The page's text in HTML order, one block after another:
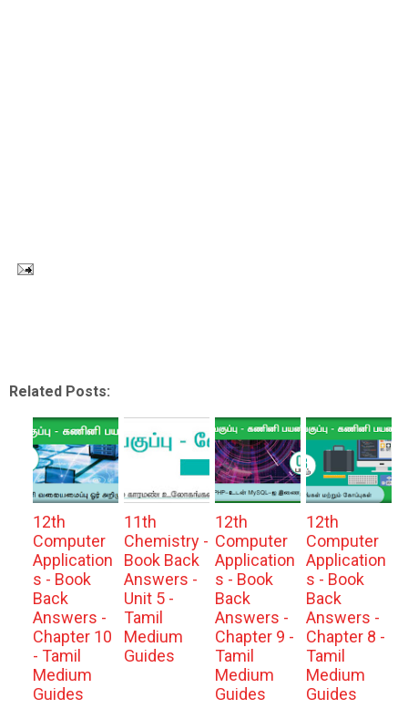
Related Posts:
12th
Computer
Application
s - Book
Back
Answers -
Chapter 10
- Tamil
Medium
Guides
11th
Chemistry -
Book Back
Answers -
Unit 5 -
Tamil
Medium
Guides
12th
Computer
Application
s - Book
Back
Answers -
Chapter 9 -
Tamil
Medium
Guides
12th
Computer
Application
s - Book
Back
Answers -
Chapter 8 -
Tamil
Medium
Guides